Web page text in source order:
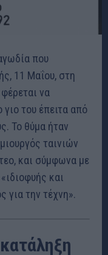
που
11 Μαΐου, στη
να
του έπειτα από
Το θύμα ήταν
ταινιών
και σύμφωνα με
και
για την τέχνη».